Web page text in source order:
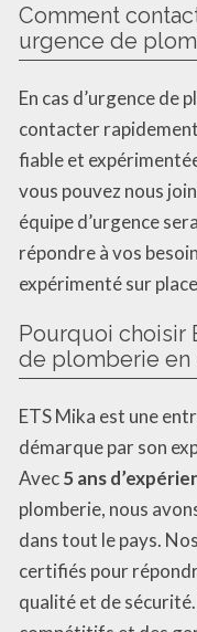
Comment
urgence de
En cas d’urgence de
contacter
fiable et
vous pouvez nous
équipe d’urgence
répondre à vos
expérimenté sur
Pourquoi choisir
de plomberie en
ETS Mika est une
démarque par son
Avec5 ans
plomberie, nous
dans tout le pays.
certifiés pour
qualité et de